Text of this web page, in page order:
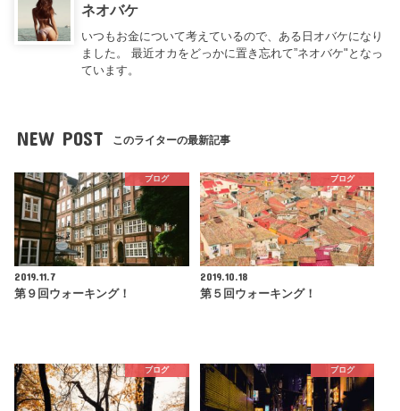
ネオバケ
いつもお金について考えているので、ある日オバケになり
ました。 最近オカをどっかに置き忘れて”ネオバケ"となっ
ています。
NEW POST このライターの最新記事
ブログ
2019.11.7
第９回ウォーキング！
ブログ
2019.10.18
第５回ウォーキング！
ブログ ブログ